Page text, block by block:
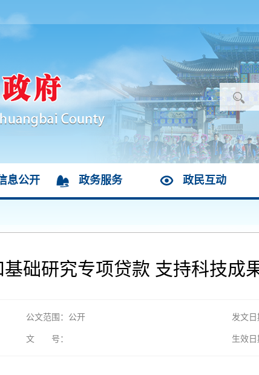
息公开 政务服务 政民互动
础研究专项贷款 支持科技成
公文范围：公开 发文
文 号： 生效日